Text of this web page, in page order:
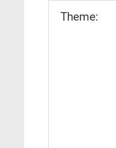
Theme: